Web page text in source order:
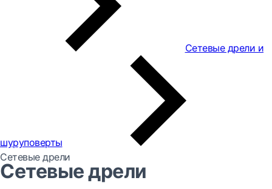
Сетевые дрели и
шуруповерты
Сетевые дрели
Сетевые дрели